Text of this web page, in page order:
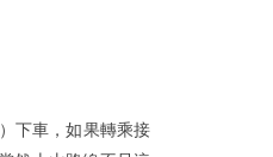
下車，如果轉乘接